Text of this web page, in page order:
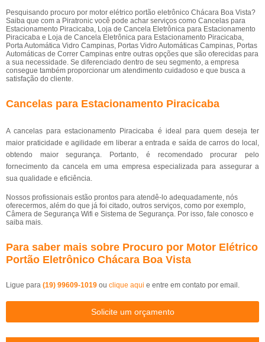
Pesquisando procuro por motor elétrico portão eletrônico Chácara Boa Vista?
Saiba que com a Piratronic você pode achar serviços como Cancelas para
Estacionamento Piracicaba, Loja de Cancela Eletrônica para Estacionamento
Piracicaba e Loja de Cancela Eletrônica para Estacionamento Piracicaba,
Porta Automática Vidro Campinas, Portas Vidro Automáticas Campinas, Portas
Automáticas de Correr Campinas entre outras opções que são oferecidas para
a sua necessidade. Se diferenciado dentro de seu segmento, a empresa
consegue também proporcionar um atendimento cuidadoso e que busca a
satisfação do cliente.
Cancelas para Estacionamento Piracicaba
A cancelas para estacionamento Piracicaba é ideal para quem deseja ter
maior praticidade e agilidade em liberar a entrada e saída de carros do local,
obtendo maior segurança. Portanto, é recomendado procurar pelo
fornecimento da cancela em uma empresa especializada para assegurar a
sua qualidade e eficiência.
Nossos profissionais estão prontos para atendê-lo adequadamente, nós
oferecermos, além do que já foi citado, outros serviços, como por exemplo,
Câmera de Segurança Wifi e Sistema de Segurança. Por isso, fale conosco e
saiba mais.
Para saber mais sobre Procuro por Motor Elétrico
Portão Eletrônico Chácara Boa Vista
Ligue para (19) 99609-1019 ou clique aqui e entre em contato por email.
Solicite um orçamento